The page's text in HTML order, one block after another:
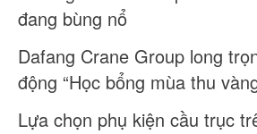
đang bùng nổ
Dafang Crane Group long
động “Học bổng mùa thu
Lựa chọn phụ kiện cầu trục